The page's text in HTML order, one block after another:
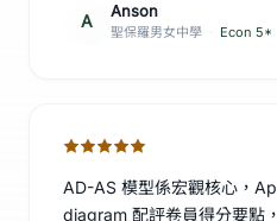
A Anson
聖保羅男女中學 · Econ 5*
AD-AS 模型係宏觀核心，
diagram 配評卷員得分要點